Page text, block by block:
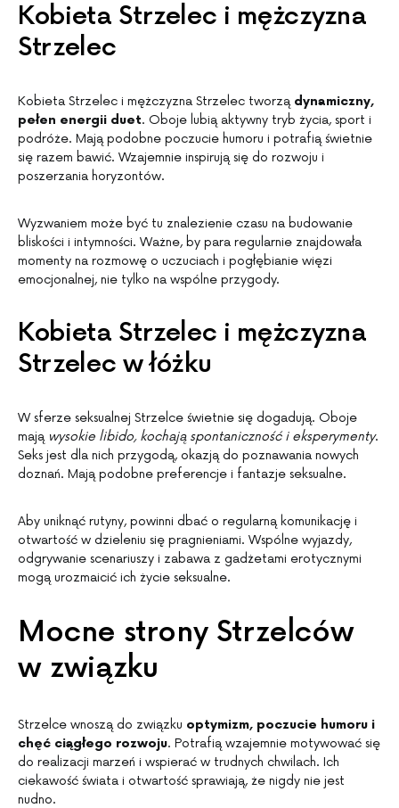
Kobieta Strzelec i mężczyzna
Strzelec
Kobieta Strzelec i mężczyzna Strzelec tworzą dynamiczny,
pełen energii duet. Oboje lubią aktywny tryb życia, sport i
podróże. Mają podobne poczucie humoru i potrafią świetnie
się razem bawić. Wzajemnie inspirują się do rozwoju i
poszerzania horyzontów.
Wyzwaniem może być tu znalezienie czasu na budowanie
bliskości i intymności. Ważne, by para regularnie znajdowała
momenty na rozmowę o uczuciach i pogłębianie więzi
emocjonalnej, nie tylko na wspólne przygody.
Kobieta Strzelec i mężczyzna
Strzelec w łóżku
W sferze seksualnej Strzelce świetnie się dogadują. Oboje
mają wysokie libido, kochają spontaniczność i eksperymenty.
Seks jest dla nich przygodą, okazją do poznawania nowych
doznań. Mają podobne preferencje i fantazje seksualne.
Aby uniknąć rutyny, powinni dbać o regularną komunikację i
otwartość w dzieleniu się pragnieniami. Wspólne wyjazdy,
odgrywanie scenariuszy i zabawa z gadżetami erotycznymi
mogą urozmaicić ich życie seksualne.
Mocne strony Strzelców
w związku
Strzelce wnoszą do związku optymizm, poczucie humoru i
chęć ciągłego rozwoju. Potrafią wzajemnie motywować się
do realizacji marzeń i wspierać w trudnych chwilach. Ich
ciekawość świata i otwartość sprawiają, że nigdy nie jest
nudno.